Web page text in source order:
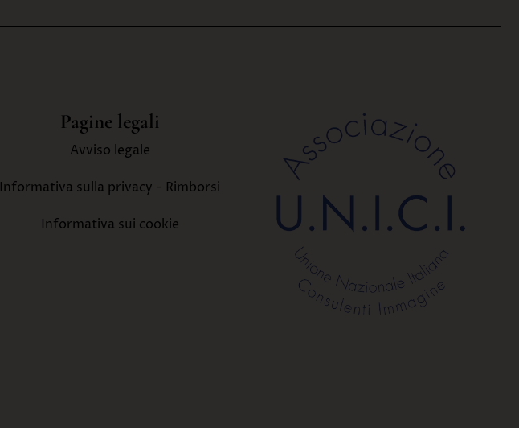
Pagine legali
Avviso legale
Informativa sulla privacy - Rimborsi
Informativa sui cookie